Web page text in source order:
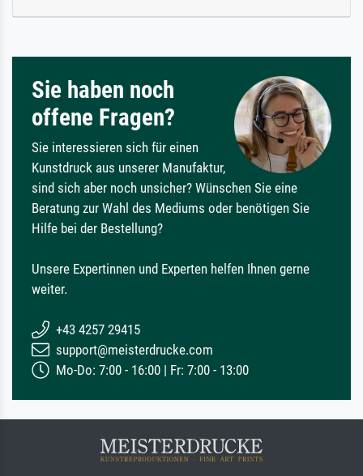
Sie haben noch
offene Fragen?
Sie interessieren sich für einen
Kunstdruck aus unserer Manufaktur,
sind sich aber noch unsicher? Wünschen Sie eine
Beratung zur Wahl des Mediums oder benötigen Sie
Hilfe bei der Bestellung?
Unsere Expertinnen und Experten helfen Ihnen gerne
weiter.
+43 4257 29415
support@meisterdrucke.com
Mo-Do: 7:00 - 16:00 | Fr: 7:00 - 13:00